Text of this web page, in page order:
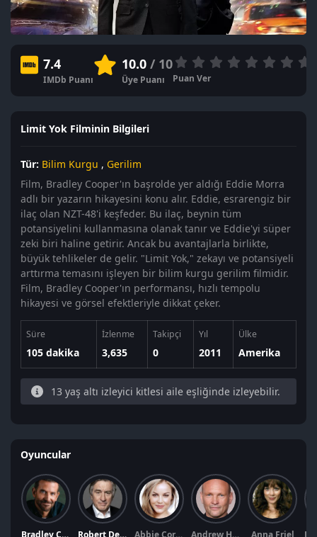
7.4
IMDb Puanı
10.0/ 10
Üye Puanı Puan Ver
Limit Yok Filminin Bilgileri
Tür: Bilim Kurgu , Gerilim
Film, Bradley Cooper'ın başrolde yer aldığı Eddie Morra
adlı bir yazarın hikayesini konu alır. Eddie, esrarengiz bir
ilaç olan NZT-48'i keşfeder. Bu ilaç, beynin tüm
potansiyelini kullanmasına olanak tanır ve Eddie'yi süper
zeki biri haline getirir. Ancak bu avantajlarla birlikte,
büyük tehlikeler de gelir. "Limit Yok," zekayı ve potansiyeli
arttırma temasını işleyen bir bilim kurgu gerilim filmidir.
Film, Bradley Cooper'ın performansı, hızlı tempolu
hikayesi ve görsel efektleriyle dikkat çeker.
Süre
105 dakika
İzlenme
3,635
Takipçi
0
Yıl
2011
Ülke
Amerika
13 yaş altı izleyici kitlesi aile eşliğinde izleyebilir.
Oyuncular
Bradley Cooper Robert De Niro Abbie Cornish Andrew Howard Anna Friel